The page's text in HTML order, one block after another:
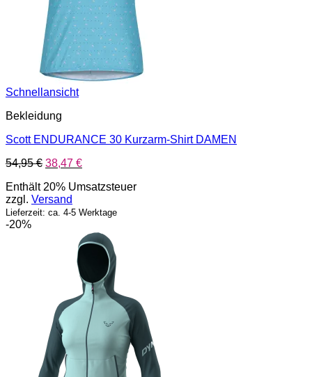
Schnellansicht
Bekleidung
Scott ENDURANCE 30 Kurzarm-Shirt DAMEN
54,95€ Ursprünglicher
war:
54,95 €
38,47 €Aktueller
ist:
Enthält 20% Umsatzsteuer
zzgl. Versand
Lieferzeit: ca. 4-5 Werktage
-20%